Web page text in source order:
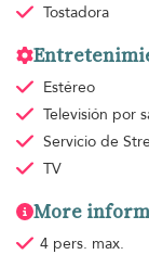
Tostadora
Estéreo
Televisión por
Servicio de
TV
More
4 pers. max.